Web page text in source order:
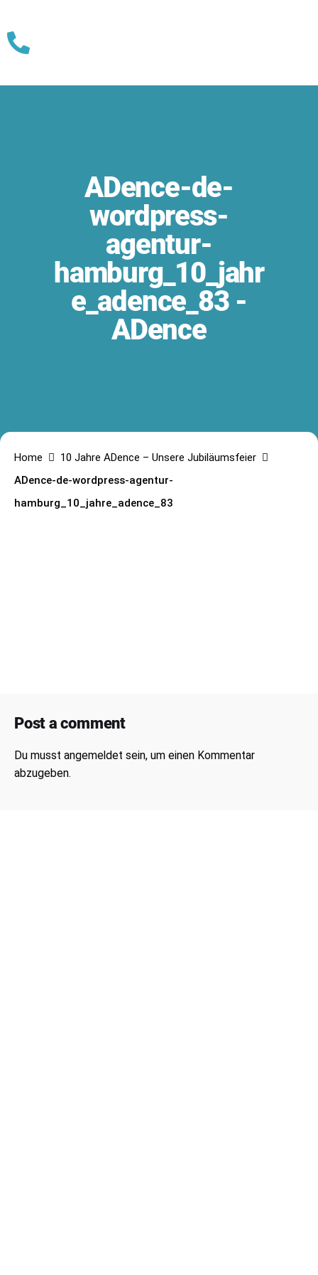
ADence-de-
wordpress-
agentur-
hamburg_10_jahr
e_adence_83 -
ADence
Home
10 Jahre ADence – Unsere Jubiläumsfeier
ADence-de-wordpress-agentur-
hamburg_10_jahre_adence_83
Post a comment
Du musst angemeldet sein, um einen Kommentar
abzugeben.